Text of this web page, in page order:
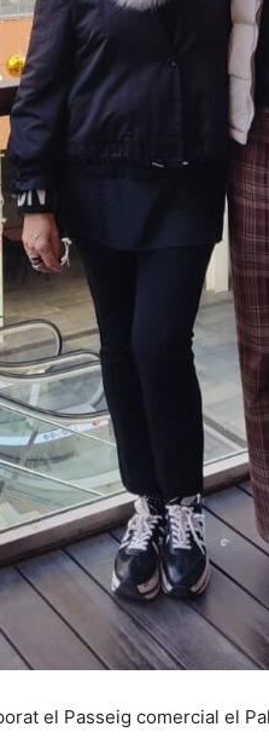
el Passeig comercial el